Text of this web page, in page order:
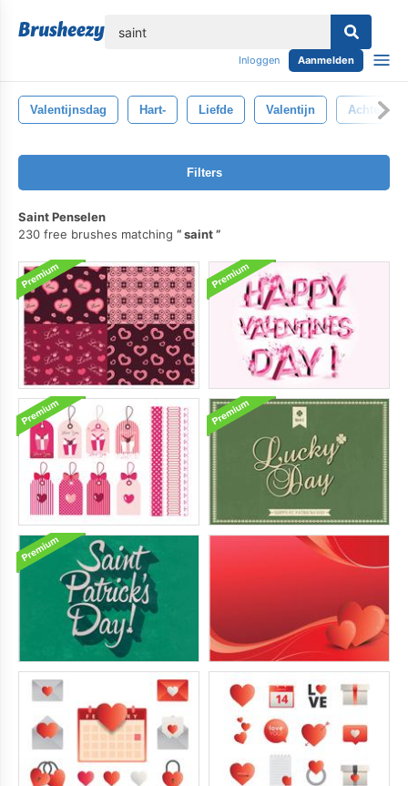
Inloggen Aanmelden
Valentijnsdag Hart- Liefde Valentijn
Filters
Saint Penselen
230 free brushes matching
saint